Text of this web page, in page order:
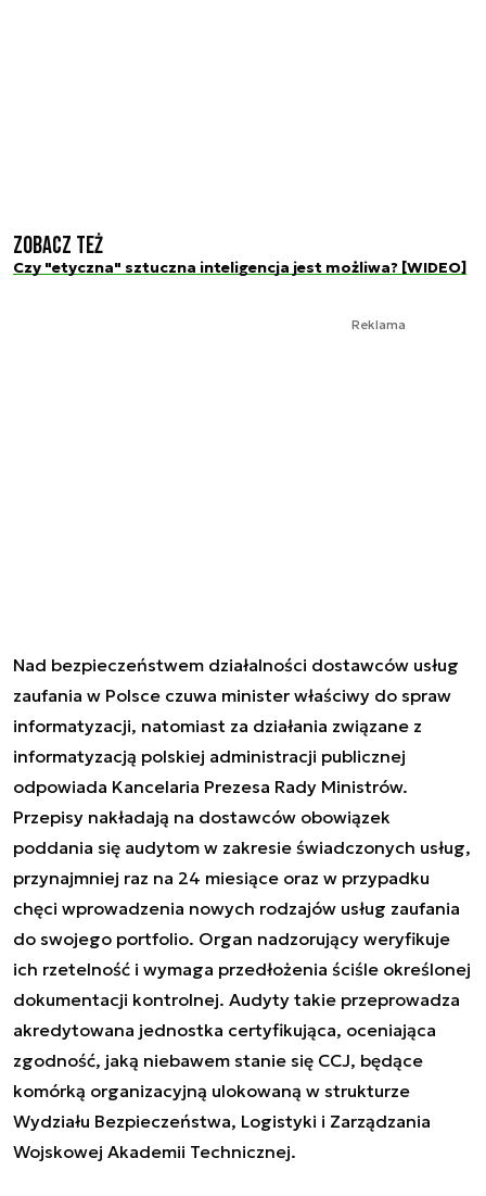
Zobacz też
Czy "etyczna" sztuczna inteligencja jest możliwa? [WIDEO]
Reklama
Nad bezpieczeństwem działalności dostawców usług
zaufania w Polsce czuwa minister właściwy do spraw
informatyzacji, natomiast za działania związane z
informatyzacją polskiej administracji publicznej
odpowiada Kancelaria Prezesa Rady Ministrów.
Przepisy nakładają na dostawców obowiązek
poddania się audytom w zakresie świadczonych usług,
przynajmniej raz na 24 miesiące oraz w przypadku
chęci wprowadzenia nowych rodzajów usług zaufania
do swojego portfolio. Organ nadzorujący weryfikuje
ich rzetelność i wymaga przedłożenia ściśle określonej
dokumentacji kontrolnej. Audyty takie przeprowadza
akredytowana jednostka certyfikująca, oceniająca
zgodność, jaką niebawem stanie się CCJ, będące
komórką organizacyjną ulokowaną w strukturze
Wydziału Bezpieczeństwa, Logistyki i Zarządzania
Wojskowej Akademii Technicznej.